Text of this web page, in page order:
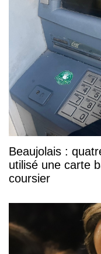
Beaujolais :
utilisé une carte
coursier